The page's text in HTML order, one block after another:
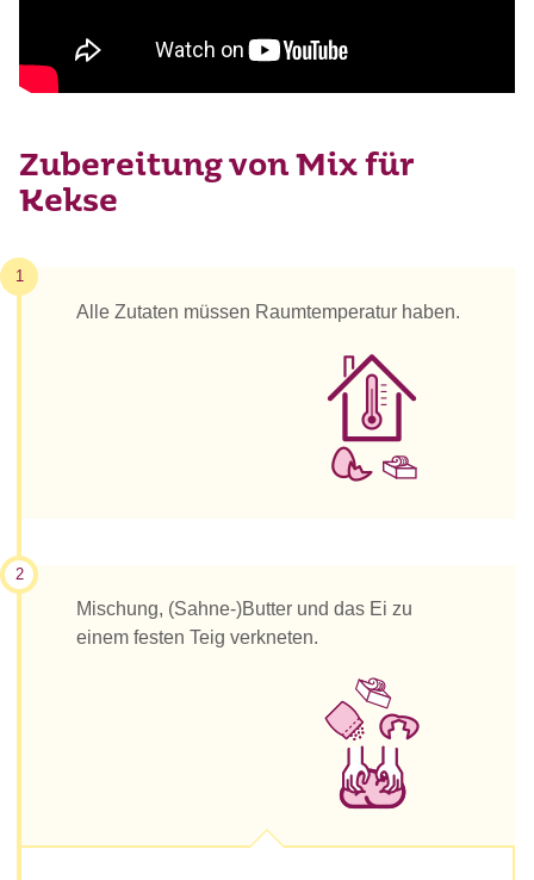
Zubereitung von Mix für
Kekse
1
Alle Zutaten müssen Raumtemperatur haben.
2
Mischung, (Sahne-)Butter und das Ei zu
einem festen Teig verkneten.